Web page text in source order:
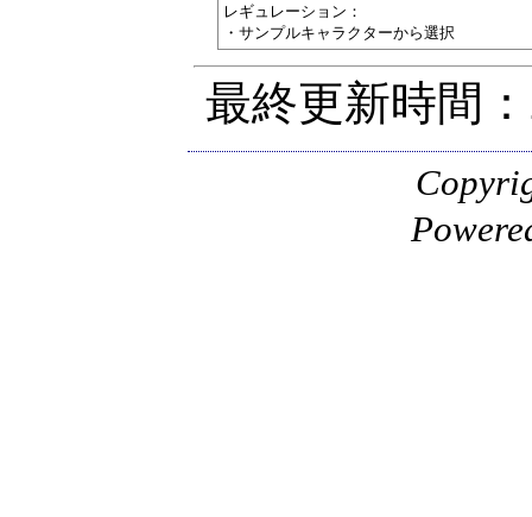
レギュレーション：
最終更新時間